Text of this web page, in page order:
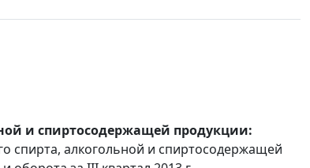
и спиртосодержащей продукции:
спирта, алкогольной и спиртосодержащей